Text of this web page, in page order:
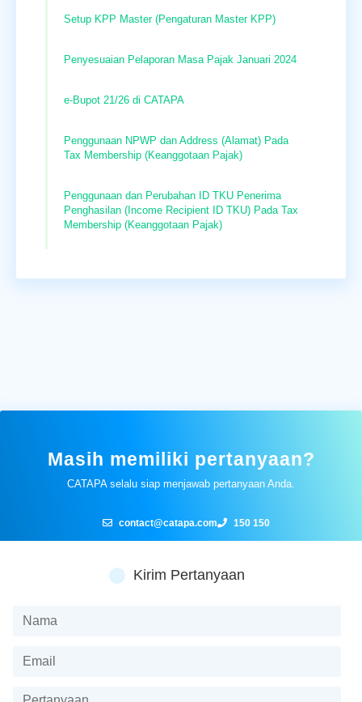
Setup KPP Master (Pengaturan Master KPP)
Penyesuaian Pelaporan Masa Pajak Januari 2024
e-Bupot 21/26 di CATAPA
Penggunaan NPWP dan Address (Alamat) Pada
Tax Membership (Keanggotaan Pajak)
Penggunaan dan Perubahan ID TKU Penerima
Penghasilan (Income Recipient ID TKU) Pada Tax
Membership (Keanggotaan Pajak)
Masih memiliki pertanyaan?
CATAPA selalu siap menjawab pertanyaan Anda.
contact@catapa.com 150 150
Kirim Pertanyaan